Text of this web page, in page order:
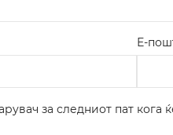
Е-
за следниот пат кога